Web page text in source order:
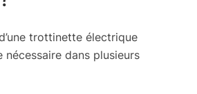
trottinette électrique
nécessaire dans plusieurs